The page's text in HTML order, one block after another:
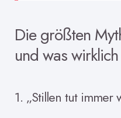
Die größten
und was
1. „Stillen tut immer